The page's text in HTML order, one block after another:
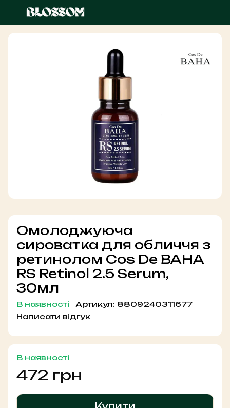
Омолоджуюча
сироватка для обличчя з
ретинолом Cos De BAHA
RS Retinol 2.5 Serum,
30мл
В наявності Артикул: 8809240311677
Написати відгук
В наявності
472 грн